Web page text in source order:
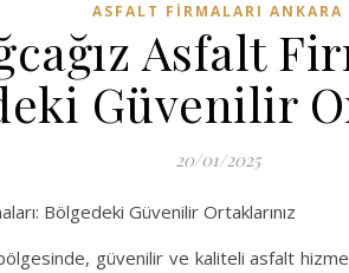
ASFALT FIRMALARI ANKARA
Asfalt
Güvenilir
20/01/2025
Bölgedeki Güvenilir Ortaklarınız
bölgesinde, güvenilir ve kaliteli asfalt